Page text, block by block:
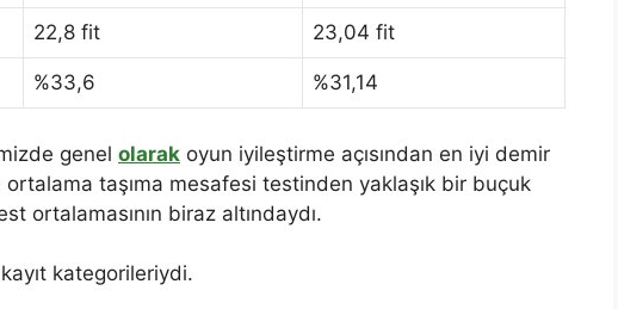
22,8 fit 23,04 fit
%33,6 %31,14
genel olarak oyun iyileştirme açısından en iyi demir
taşıma mesafesi testinden yaklaşık bir buçuk
ortalamasının biraz altındaydı.
kayıt kategorileriydi.